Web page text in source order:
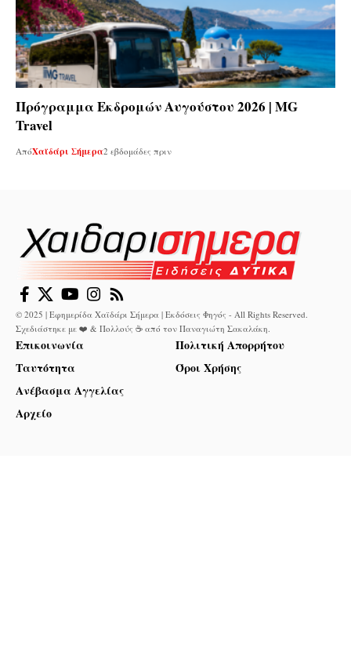
Πρόγραμμα Εκδρομών Αυγούστου 2026 | MG
Travel
ΑπόΧαϊδάρι Σήμερα2 εβδομάδες πριν
© 2025 | Εφημερίδα Χαϊδάρι Σήμερα | Εκδόσεις Φηγός - All Rights Reserved.
Σχεδιάστηκε με ❤️ & Πολλούς ☕ από τον Παναγιώτη Σακαλάκη.
Επικοινωνία
Ταυτότητα
Ανέβασμα Αγγελίας
Αρχείο
Πολιτική Απορρήτου
Όροι Χρήσης